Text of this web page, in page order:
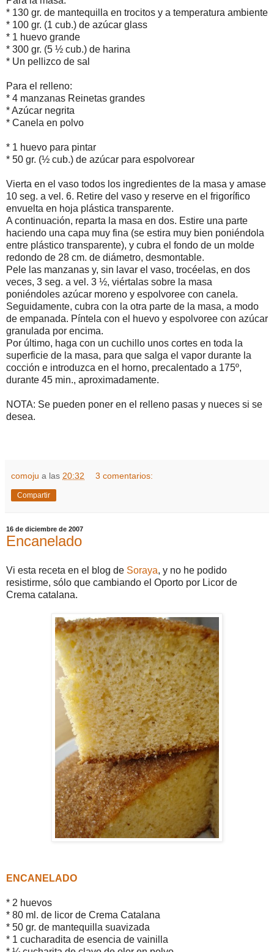
* 130 gr. de mantequilla en trocitos y a temperatura ambiente
* 100 gr. (1 cub.) de azúcar glass
* 1 huevo grande
* 300 gr. (5 ½ cub.) de harina
* Un pellizco de sal
Para el relleno:
* 4 manzanas Reinetas grandes
* Azúcar negrita
* Canela en polvo
* 1 huevo para pintar
* 50 gr. (½ cub.) de azúcar para espolvorear
Vierta en el vaso todos los ingredientes de la masa y amase
10 seg. a vel. 6. Retire del vaso y reserve en el frigorífico
envuelta en hoja plástica transparente.
A continuación, reparta la masa en dos. Estire una parte
haciendo una capa muy fina (se estira muy bien poniéndola
entre plástico transparente), y cubra el fondo de un molde
redondo de 28 cm. de diámetro, desmontable.
Pele las manzanas y, sin lavar el vaso, trocéelas, en dos
veces, 3 seg. a vel. 3 ½, viértalas sobre la masa
poniéndoles azúcar moreno y espolvoree con canela.
Seguidamente, cubra con la otra parte de la masa, a modo
de empanada. Píntela con el huevo y espolvoree con azúcar
granulada por encima.
Por último, haga con un cuchillo unos cortes en toda la
superficie de la masa, para que salga el vapor durante la
cocción e introduzca en el horno, precalentado a 175º,
durante 45 min., aproximadamente.
NOTA: Se pueden poner en el relleno pasas y nueces si se
desea.
comoju a las 20:32 3 comentarios:
Compartir
16 de diciembre de 2007
Encanelado
Vi esta receta en el blog de Soraya, y no he podido
resistirme, sólo que cambiando el Oporto por Licor de
Crema catalana.
ENCANELADO
* 2 huevos
* 80 ml. de licor de Crema Catalana
* 50 gr. de mantequilla suavizada
* 1 cucharadita de esencia de vainilla